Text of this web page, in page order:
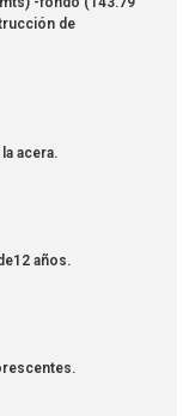
de
acera.
años.